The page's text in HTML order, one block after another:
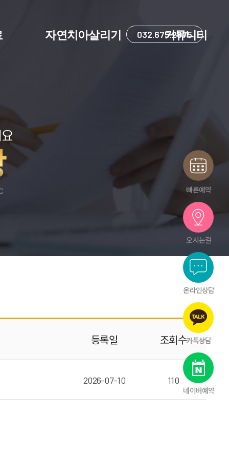
자연치아살리기 커뮤니티
032.675.2875
등록일 조회수
2026-07-10 110
빠른예약
오시는길
온라인상담
카톡상담
네이버예약